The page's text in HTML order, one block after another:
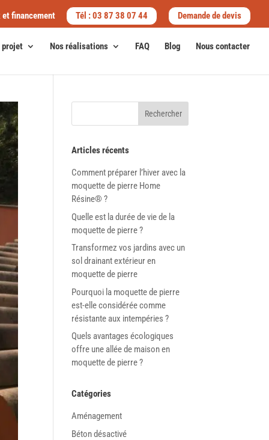
financement Tél : 03 87 38 07 44 Demande de devis
projet Nos réalisations FAQ Blog Nous contacter
Rechercher
Articles récents
Comment préparer l’hiver avec la
moquette de pierre Home
Résine® ?
Quelle est la durée de vie de la
moquette de pierre ?
Transformez vos jardins avec un
sol drainant extérieur en
moquette de pierre
Pourquoi la moquette de pierre
est-elle considérée comme
résistante aux intempéries ?
Quels avantages écologiques
offre une allée de maison en
moquette de pierre ?
Catégories
Aménagement
Béton désactivé